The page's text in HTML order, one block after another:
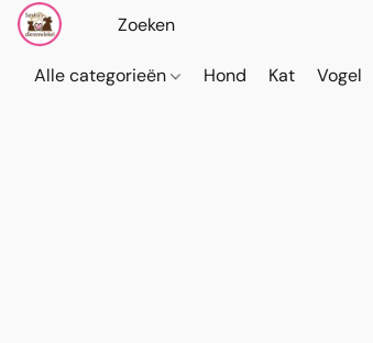
Alle categorieën Hond Kat Vogel